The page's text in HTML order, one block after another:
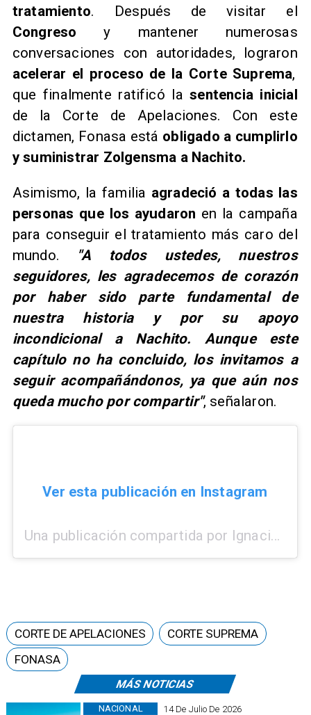
tratamiento. Después de visitar el
Congresoy mantener numerosas
conversaciones con autoridades, lograron
acelerar el proceso de la Corte Suprema,
que finalmente ratificó lasentencia inicial
de la Corte de Apelaciones. Con este
dictamen, Fonasa está obligado a cumplirlo
y suministrar Zolgensma a Nachito.
Asimismo, la familia agradeció a todas las
personas que los ayudaron en la campaña
para conseguir el tratamiento más caro del
mundo.
"A todos ustedes, nuestros
seguidores, les agradecemos de corazón
por haber sido parte fundamental de
nuestra historia y por su apoyo
incondicional a Nachito. Aunque este
capítulo no ha concluido, los invitamos a
seguir acompañándonos, ya que aún nos
queda mucho por compartir", señalaron.
Ver esta publicación en Instagram
Una publicación compartida por Ignacio Alonso (@juntosxnachito)
MÁS NOTICIAS
14 De Julio De 2026
NACIONAL
CORTE DE APELACIONES
CORTE SUPREMA
FONASA